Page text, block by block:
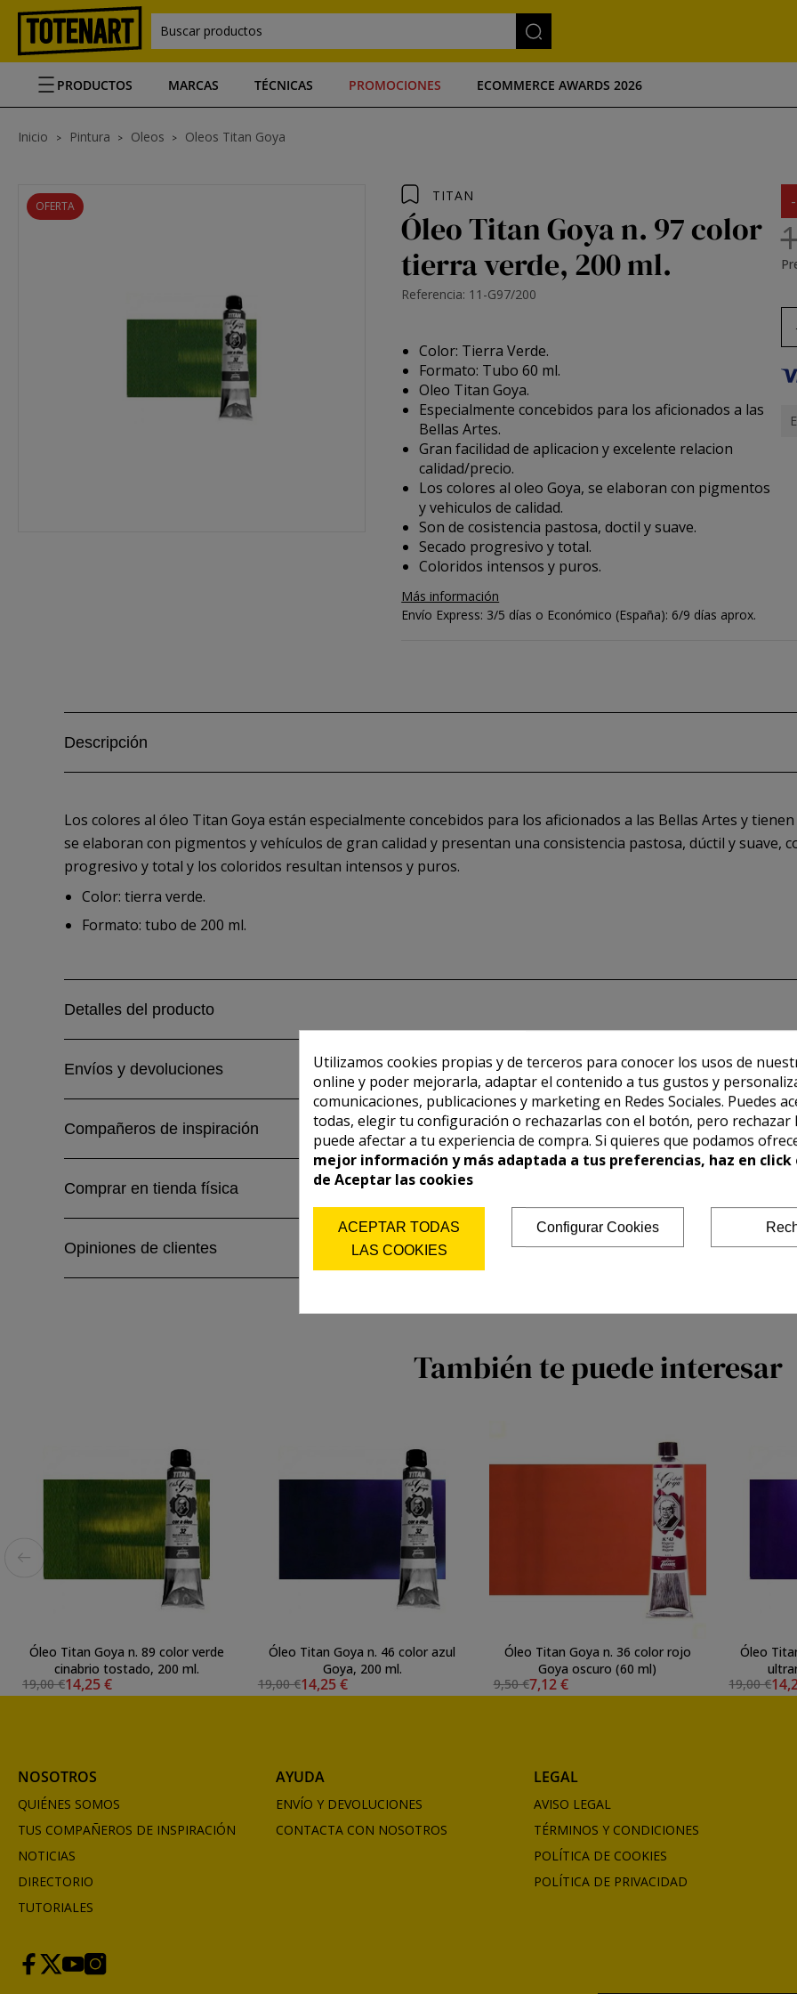
Buscar productos
PRODUCTOS MARCAS TÉCNICAS PROMOCIONES ECOMMERCE AWARDS 2026
Inicio Pintura Oleos Oleos Titan Goya
OFERTA
TITAN
Óleo Titan Goya n. 97 color
tierra verde, 200 ml.
Referencia: 11-G97/200
Color: Tierra Verde.
Formato: Tubo 60 ml.
Oleo Titan Goya.
Especialmente concebidos para los aficionados a las
Bellas Artes.
Gran facilidad de aplicacion y excelente relacion
calidad/precio.
Los colores al oleo Goya, se elaboran con pigmentos
y vehiculos de calidad.
Son de cosistencia pastosa, doctil y suave.
Secado progresivo y total.
Coloridos intensos y puros.
Más información
Envío Express: 3/5 días o Económico (España): 6/9 días aprox.
Descripción
Los colores al óleo Titan Goya están especialmente concebidos para los aficionados a las Bellas Artes y
se elaboran con pigmentos y vehículos de gran calidad y presentan una consistencia pastosa, dúctil y suave,
progresivo y total y los coloridos resultan intensos y puros.
Color: tierra verde.
Formato: tubo de 200 ml.
Detalles del producto
Envíos y devoluciones
Compañeros de inspiración
Comprar en tienda física
Opiniones de clientes
También te puede interesar
Óleo Titan Goya n. 89 color verde
cinabrio tostado, 200 ml.
19,00 €14,25 €
Óleo Titan Goya n. 46 color azul
Goya, 200 ml.
19,00 €14,25 €
Óleo Titan Goya n. 36 color rojo
Goya oscuro (60 ml)
9,50 €7,12 €
Óleo
19,00 €
NOSOTROS
QUIÉNES SOMOS
TUS COMPAÑEROS DE INSPIRACIÓN
NOTICIAS
DIRECTORIO
TUTORIALES
AYUDA
ENVÍO Y DEVOLUCIONES
CONTACTA CON NOSOTROS
LEGAL
AVISO LEGAL
TÉRMINOS Y CONDICIONES
POLÍTICA DE COOKIES
POLÍTICA DE PRIVACIDAD
Utilizamos cookies propias y de terceros para conocer los usos de
online y poder mejorarla, adaptar el contenido a tus gustos y
comunicaciones, publicaciones y marketing en Redes Sociales. Puedes
todas, elegir tu configuración o rechazarlas con el botón, pero rechazar
puede afectar a tu experiencia de compra. Si quieres que podamos
mejor información y más adaptada a tus preferencias, haz en click
de Aceptar las cookies
ACEPTAR TODAS
LAS COOKIES
Configurar Cookies